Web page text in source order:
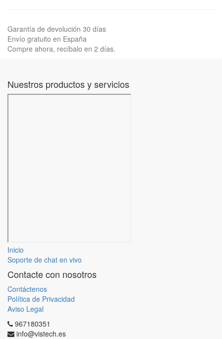
Garantía de devolución 30 días
Envío gratuito en España
Compre ahora, recíbalo en 2 días.
Nuestros productos y servicios
Inicio
Soporte de chat en vivo
Contacte con nosotros
Contáctenos
Política de Privacidad
Aviso Legal
967180351
info@vistech.es